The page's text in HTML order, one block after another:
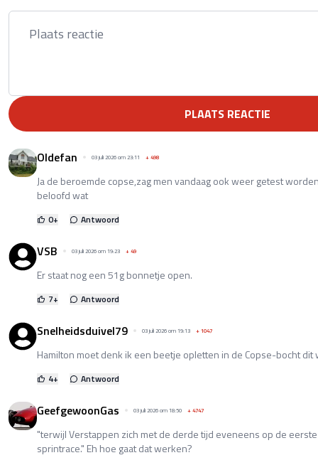
PLAATS REACTIE
Oldefan 03 juli 2026 om 23:11 +498
Ja de beroemde copse,zag men vandaag ook weer getest
beloofd wat
0+ Antwoord
VSB 03 juli 2026 om 19:23 +49
Er staat nog een 51g bonnetje open.
7+ Antwoord
Snelheidsduivel79 03 juli 2026 om 19:13 +1047
Hamilton moet denk ik een beetje opletten in de Copse-bocht dit
4+ Antwoord
GeefgewoonGas 03 juli 2026 om 18:50 +4747
"terwijl Verstappen zich met de derde tijd eveneens op de
sprintrace." Eh hoe gaat dat werken?